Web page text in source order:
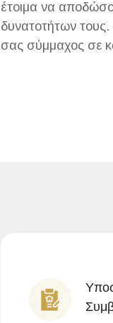
έτοιμα να
δυνατοτήτων τους.
σας σύμμαχος σε